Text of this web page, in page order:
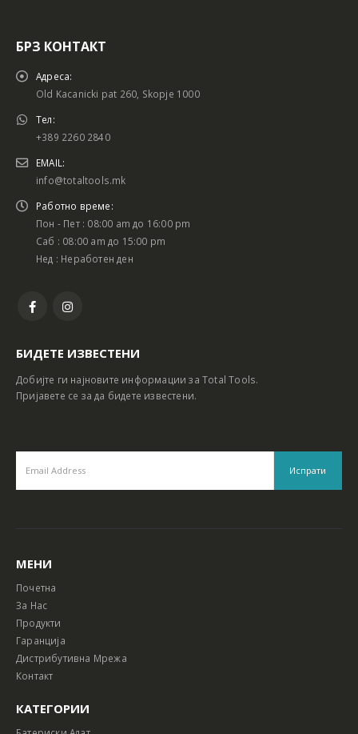
БРЗ КОНТАКТ
Адреса:
Old Kacanicki pat 260, Skopje 1000
Тел:
+389 2260 2840
EMAIL:
info@totaltools.mk
Работно време:
Пон - Пет : 08:00 am до 16:00 pm
Саб : 08:00 am до 15:00 pm
Нед : Неработен ден
БИДЕТЕ ИЗВЕСТЕНИ
Добијте ги најновите информации за Total Tools.
Пријавете се за да бидете известени.
МЕНИ
Почетна
За Нас
Продукти
Гаранција
Дистрибутивна Мрежа
Контакт
КАТЕГОРИИ